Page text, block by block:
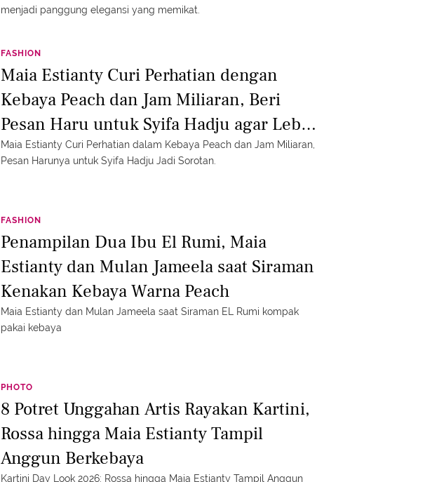
menjadi panggung elegansi yang memikat.
FASHION
Maia Estianty Curi Perhatian dengan
Kebaya Peach dan Jam Miliaran, Beri
Pesan Haru untuk Syifa Hadju agar Lebih
Sering Memeluk El Rumi
Maia Estianty Curi Perhatian dalam Kebaya Peach dan Jam Miliaran,
Pesan Harunya untuk Syifa Hadju Jadi Sorotan.
FASHION
Penampilan Dua Ibu El Rumi, Maia
Estianty dan Mulan Jameela saat Siraman
Kenakan Kebaya Warna Peach
Maia Estianty dan Mulan Jameela saat Siraman EL Rumi kompak
pakai kebaya
PHOTO
8 Potret Unggahan Artis Rayakan Kartini,
Rossa hingga Maia Estianty Tampil
Anggun Berkebaya
Kartini Day Look 2026: Rossa hingga Maia Estianty Tampil Anggun